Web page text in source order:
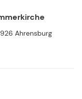
Ahrensburg